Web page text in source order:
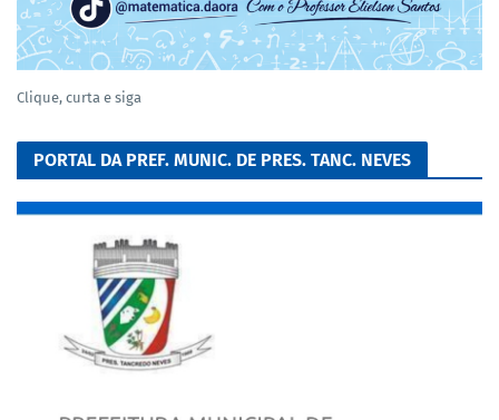
Clique, curta e siga
PORTAL DA PREF. MUNIC. DE PRES. TANC. NEVES